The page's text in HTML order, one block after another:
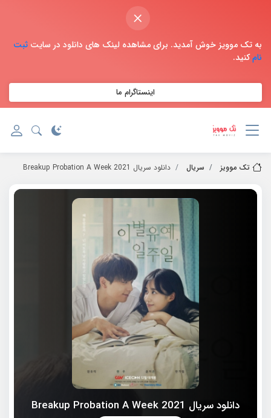
×
به تک موویز خوش آمدید. برای مشاهده لینک های دانلود در سایت ثبت
نامکنید.
اینستاگرام ما
تک موویز سریال دانلود سریال 2021 Breakup Probation A Week
دانلود سریال 2021 Breakup Probation A Week